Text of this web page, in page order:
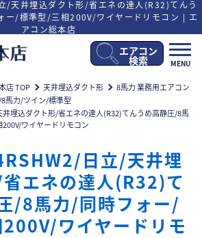
/天井埋込ダクト形/省エネの達人(R32)てんう
ー/標準型/三相200V/ワイヤードリモコン | エ
アコン総本店
メ
ニ
ー
開
閉
MENU
エアコン
検索
店 TOP 天井埋込ダクト形
8馬力 業務用エアコン
馬力/ツイン/標準型
井埋込ダクト形/省エネの達人(R32)てんうめ高静圧/8馬
ワイヤードリモコン
日立/天井埋
エネの達人(R32)て
/8馬力/同時フォー/
ワイヤードリモ